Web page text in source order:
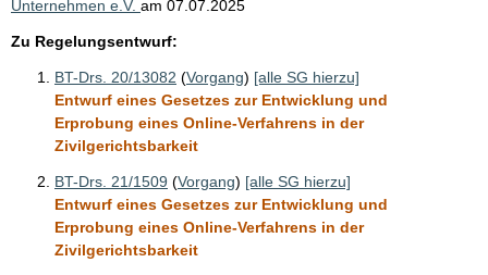
Unternehmen e.V. am 07.07.2025
Zu Regelungsentwurf:
BT-Drs. 20/13082 (Vorgang) [alle SG hierzu]
Entwurf eines Gesetzes zur Entwicklung und
Erprobung eines Online-Verfahrens in der
Zivilgerichtsbarkeit
BT-Drs. 21/1509 (Vorgang) [alle SG hierzu]
Entwurf eines Gesetzes zur Entwicklung und
Erprobung eines Online-Verfahrens in der
Zivilgerichtsbarkeit